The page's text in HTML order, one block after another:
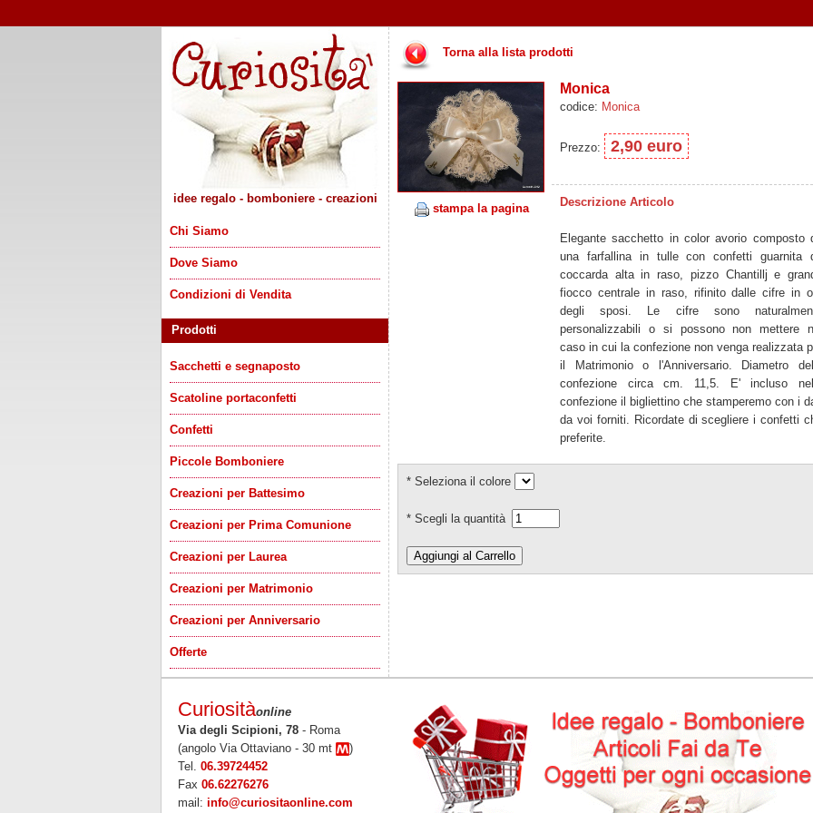
idee regalo - bomboniere - creazioni
Chi Siamo
Dove Siamo
Condizioni di Vendita
Prodotti
Sacchetti e segnaposto
Scatoline portaconfetti
Confetti
Piccole Bomboniere
Creazioni per Battesimo
Creazioni per Prima Comunione
Creazioni per Laurea
Creazioni per Matrimonio
Creazioni per Anniversario
Offerte
Torna alla lista prodotti
stampa la pagina
Monica
codice: Monica
Prezzo: 2,90 euro
Descrizione Articolo
Elegante sacchetto in color avorio composto
una farfallina in tulle con confetti guarnita
coccarda alta in raso, pizzo Chantillj e
fiocco centrale in raso, rifinito dalle cifre in
degli sposi. Le cifre sono
personalizzabili o si possono non mettere
caso in cui la confezione non venga realizzata
il Matrimonio o l'Anniversario. Diametro
confezione circa cm. 11,5. E' incluso
confezione il bigliettino che stamperemo con i
da voi forniti. Ricordate di scegliere i confetti
preferite.
* Seleziona il colore
* Scegli la quantità
Curiositàonline
Via degli Scipioni, 78 - Roma
(angolo Via Ottaviano - 30 mt
)
Tel. 06.39724452
Fax 06.62276276
mail: info@curiositaonline.com